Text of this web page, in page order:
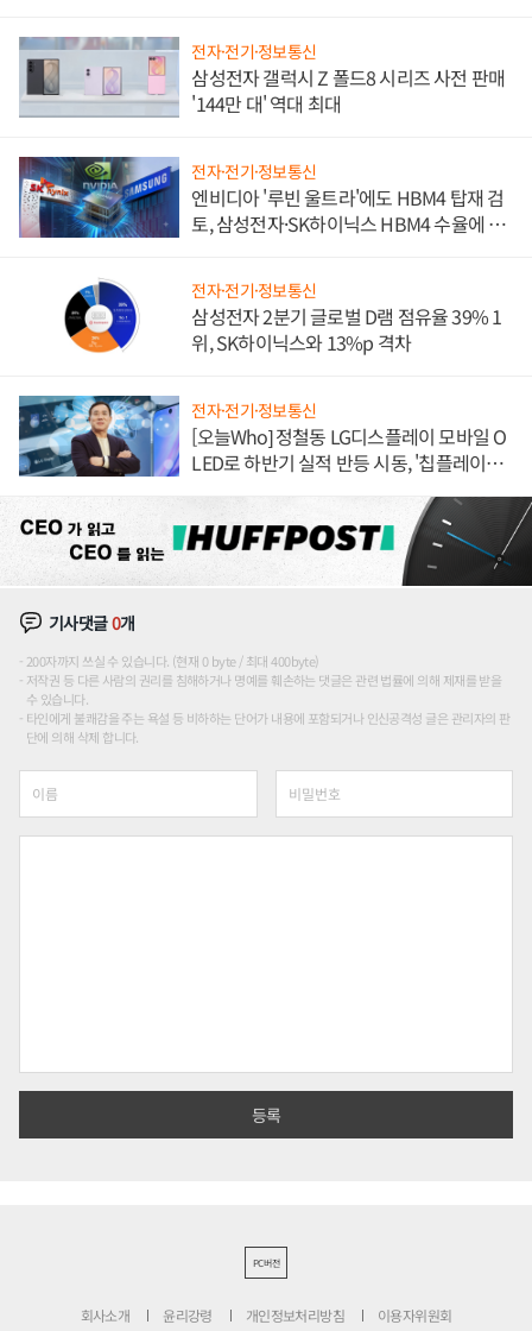
전자·전기·정보통신
삼성전자 갤럭시 Z 폴드8 시리즈 사전 판매
'144만 대' 역대 최대
전자·전기·정보통신
엔비디아 '루빈 울트라'에도 HBM4 탑재 검
토, 삼성전자·SK하이닉스 HBM4 수율에 주
전자·전기·정보통신
삼성전자 2분기 글로벌 D램 점유율 39% 1
위, SK하이닉스와 13%p 격차
전자·전기·정보통신
[오늘Who] 정철동 LG디스플레이 모바일 O
LED로 하반기 실적 반등 시동, '칩플레이
기사댓글0개
200자까지 쓰실 수 있습니다. (현재 0 byte / 최대 400byte)
저작권 등 다른 사람의 권리를 침해하거나 명예를 훼손하는 댓글은 관련 법률에 의해 제재를 받을
수 있습니다.
타인에게 불쾌감을 주는 욕설 등 비하하는 단어가 내용에 포함되거나 인신공격성 글은 관리자의 판
단에 의해 삭제 합니다.
PC버전
회사소개 윤리강령 개인정보처리방침 이용자위원회